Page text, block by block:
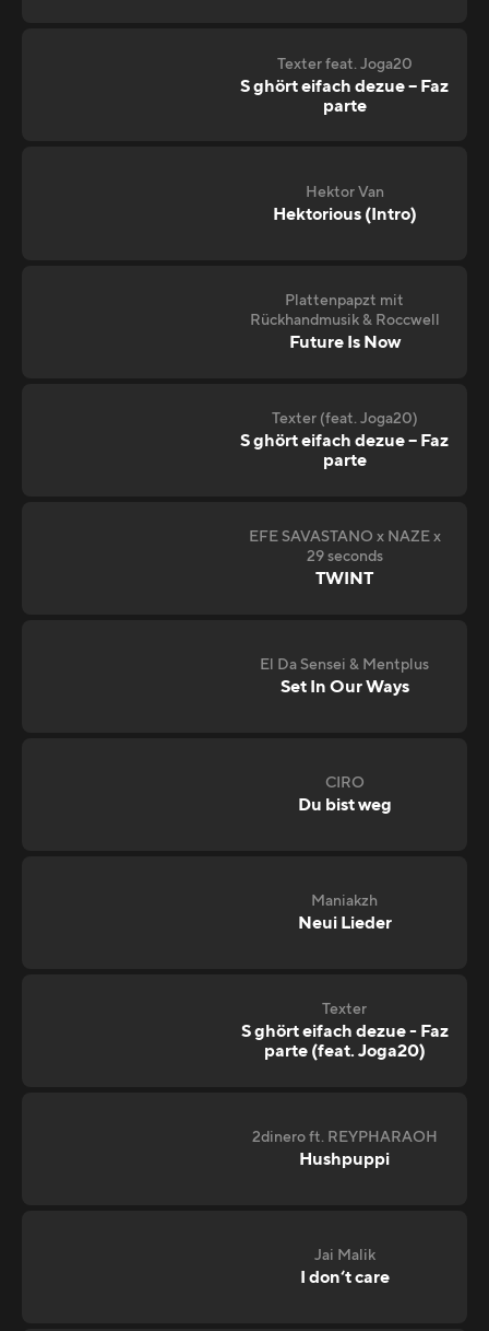
Texter feat. Joga20
S ghört eifach dezue – Faz
parte
Hektor Van
Hektorious (Intro)
Plattenpapzt mit
Rückhandmusik & Roccwell
Future Is Now
Texter (feat. Joga20)
S ghört eifach dezue – Faz
parte
EFE SAVASTANO x NAZE x
29 seconds
TWINT
El Da Sensei & Mentplus
Set In Our Ways
CIRO
Du bist weg
Maniakzh
Neui Lieder
Texter
S ghört eifach dezue - Faz
parte (feat. Joga20)
2dinero ft. REYPHARAOH
Hushpuppi
Jai Malik
I don‘t care